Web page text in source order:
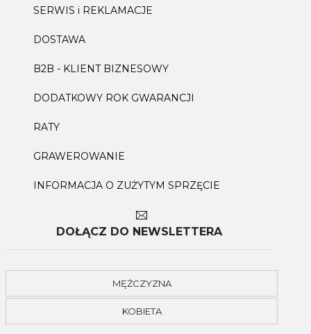
SERWIS i REKLAMACJE
DOSTAWA
B2B - KLIENT BIZNESOWY
DODATKOWY ROK GWARANCJI
RATY
GRAWEROWANIE
INFORMACJA O ZUŻYTYM SPRZĘCIE
DOŁĄCZ DO NEWSLETTERA
MĘŻCZYZNA
KOBIETA